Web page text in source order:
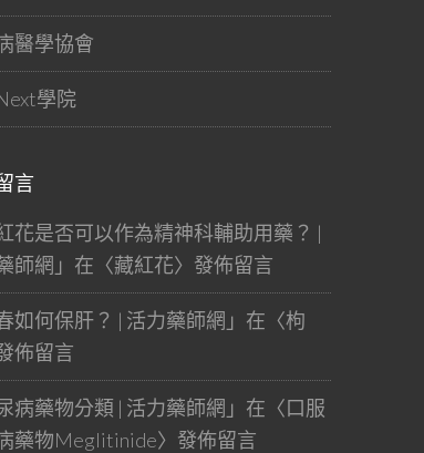
醫學協會
學院
言
花是否可以作為精神科輔助用藥？ |
師網 」在〈藏紅花〉發佈留言
如何保肝？ | 活力藥師網 」在〈枸
佈留言
病藥物分類 | 活力藥師網 」在〈口服
藥物Meglitinide〉發佈留言